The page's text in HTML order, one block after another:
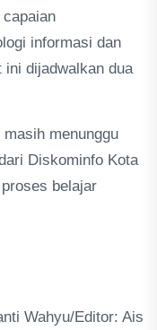
informasi dan
dijadwalkan dua
menunggu
Diskominfo Kota
belajar
Wahyu/Editor: Ais